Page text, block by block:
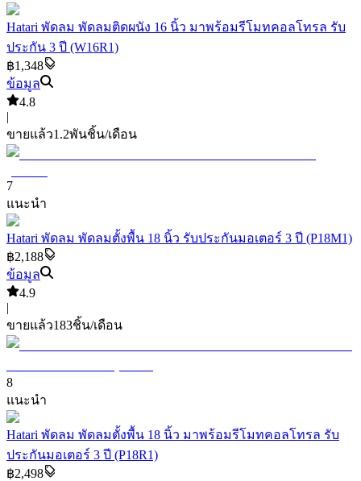
Hatari พัดลม พัดลมติดผนัง 16 นิ้ว มาพร้อมรีโมทคอลโทรล รับ
ประกัน 3 ปี (W16R1)
฿1,348
ข้อมูล
4.8
|
ขายแล้ว1.2พันชิ้น/เดือน
7
แนะนำ
Hatari พัดลม พัดลมตั้งพื้น 18 นิ้ว รับประกันมอเตอร์ 3 ปี (P18M1)
฿2,188
ข้อมูล
4.9
|
ขายแล้ว183ชิ้น/เดือน
8
แนะนำ
Hatari พัดลม พัดลมตั้งพื้น 18 นิ้ว มาพร้อมรีโมทคอลโทรล รับ
ประกันมอเตอร์ 3 ปี (P18R1)
฿2,498